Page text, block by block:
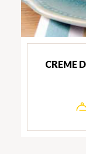
CREME